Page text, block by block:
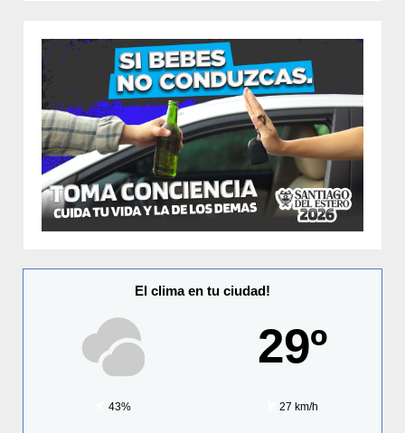
El clima en tu ciudad!
29º
43% 27 km/h